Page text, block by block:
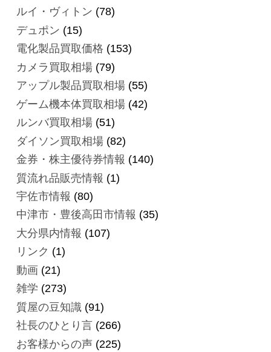
ルイ・ヴィトン (78)
デュポン (15)
電化製品買取価格 (153)
カメラ買取相場(79)
アップル製品買取相場(55)
ゲーム機本体買取相場(42)
ルンバ買取相場(51)
ダイソン買取相場(82)
金券・株主優待券情報 (140)
質流れ品販売情報 (1)
宇佐市情報 (80)
中津市・豊後高田市情報 (35)
大分県内情報 (107)
リンク (1)
動画(21)
雑学 (273)
質屋の豆知識(91)
社長のひとり言(266)
お客様からの声(225)